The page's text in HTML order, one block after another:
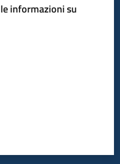
informazioni su